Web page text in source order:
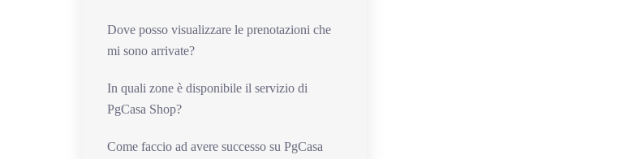
Dove posso visualizzare le prenotazioni che
mi sono arrivate?
In quali zone è disponibile il servizio di
PgCasa Shop?
Come faccio ad avere successo su PgCasa